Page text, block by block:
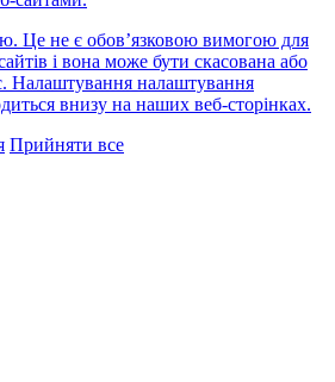
Це не є обов’язковою вимогою для
і вона може бути скасована або
Налаштування налаштування
внизу на наших веб-сторінках.
Прийняти все